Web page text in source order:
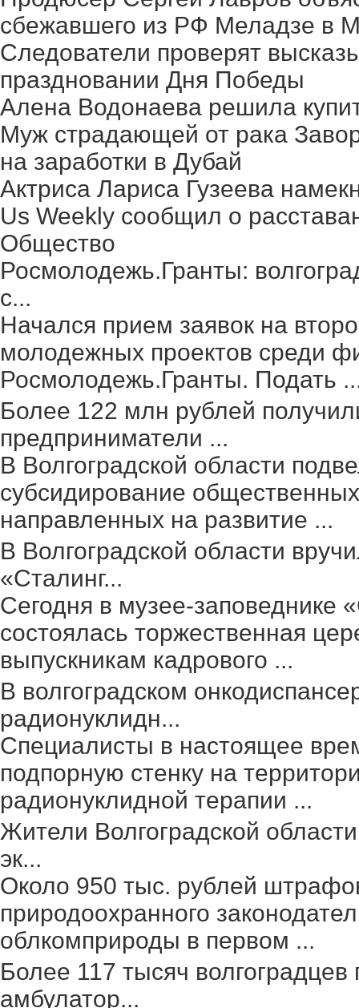
сбежавшего из РФ Меладзе в
Следователи проверят
праздновании Дня Победы
Алена Водонаева решила
Муж страдающей от рака
на заработки в Дубай
Актриса Лариса Гузеева
Us Weekly сообщил о
Общество
Росмолодежь.Гранты:
с...
Начался прием заявок на
молодежных проектов среди
Росмолодежь.Гранты. Подать
Более 122 млн рублей
предприниматели ...
В Волгоградской области
субсидирование
направленных на развитие ...
В Волгоградской области
«Сталинг...
Сегодня в музее-заповеднике
состоялась торжественная
выпускникам кадрового ...
В волгоградском
радионуклидн...
Специалисты в настоящее
подпорную стенку на
радионуклидной терапии ...
Жители Волгоградской
эк...
Около 950 тыс. рублей
природоохранного
облкомприроды в первом ...
Более 117 тысяч
амбулатор...